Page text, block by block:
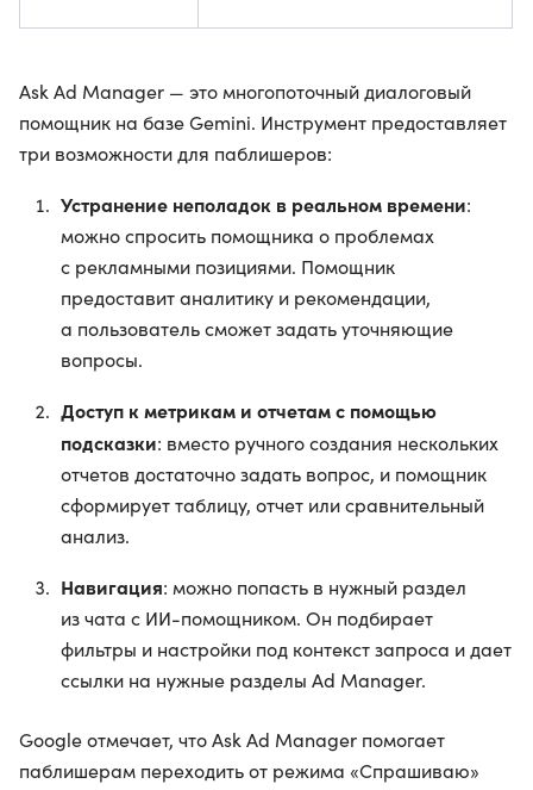
Ask Ad Manager — это многопоточный диалоговый
помощник на базе Gemini. Инструмент предоставляет
три возможности для паблишеров:
Устранение неполадок в реальном времени:
можно спросить помощника о проблемах
с рекламными позициями. Помощник
предоставит аналитику и рекомендации,
а пользователь сможет задать уточняющие
вопросы.
Доступ к метрикам и отчетам с помощью
подсказки: вместо ручного создания нескольких
отчетов достаточно задать вопрос, и помощник
сформирует таблицу, отчет или сравнительный
анализ.
Навигация: можно попасть в нужный раздел
из чата с ИИ-помощником. Он подбирает
фильтры и настройки под контекст запроса и дает
ссылки на нужные разделы Ad Manager.
Google отмечает, что Ask Ad Manager помогает
паблишерам переходить от режима «Спрашиваю»